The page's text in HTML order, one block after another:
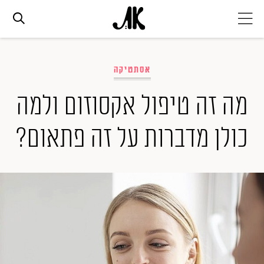
אופנה
ביוטי
סלבס
ערוצים נוספים
המגזין
אסתטיקה
מה זה טיפול אקסוזום ולמה
כולן מדברות על זה פתאום?